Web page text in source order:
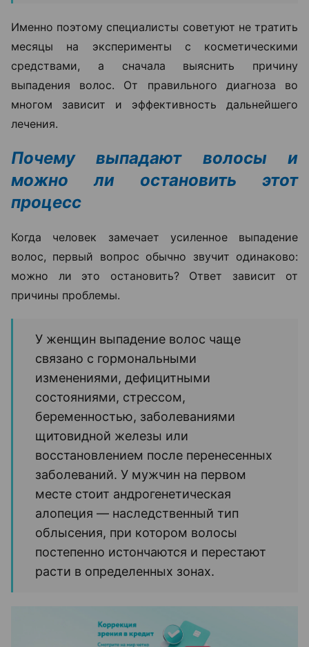
Именно поэтому специалисты советуют не тратить
месяцы на эксперименты с косметическими
средствами, а сначала выяснить причину
выпадения волос. От правильного диагноза во
многом зависит и эффективность дальнейшего
лечения.
Почему выпадают волосы и
можно ли остановить этот
процесс
Когда человек замечает усиленное выпадение
волос, первый вопрос обычно звучит одинаково:
можно ли это остановить? Ответ зависит от
причины проблемы.
У женщин выпадение волос чаще
связано с гормональными
изменениями, дефицитными
состояниями, стрессом,
беременностью, заболеваниями
щитовидной железы или
восстановлением после перенесенных
заболеваний. У мужчин на первом
месте стоит андрогенетическая
алопеция — наследственный тип
облысения, при котором волосы
постепенно истончаются и перестают
расти в определенных зонах.